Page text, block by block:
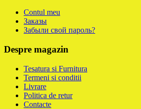
Contul meu
Заказы
Забыли свой пароль?
Despre magazin
Tesatura si Furnitura
Termeni si conditii
Livrare
Politica de retur
Contacte